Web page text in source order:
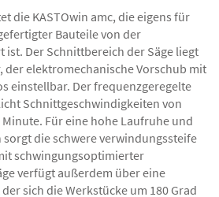
die KASTOwin amc, die eigens für
Bauteile von der
Der Schnittbereich der Säge liegt
der elektromechanische Vorschub mit
einstellbar. Der frequenzgeregelte
Schnittgeschwindigkeiten von
Für eine hohe Laufruhe und
die schwere verwindungssteife
schwingungsoptimierter
verfügt außerdem über eine
sich die Werkstücke um 180 Grad